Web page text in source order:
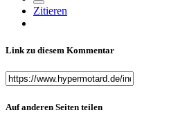
Zitieren
Link zu diesem Kommentar
Auf anderen Seiten teilen